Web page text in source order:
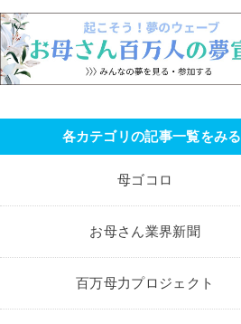
各カテゴリの記事一覧をみる
母ゴコロ
お母さん業界新聞
百万母力プロジェクト